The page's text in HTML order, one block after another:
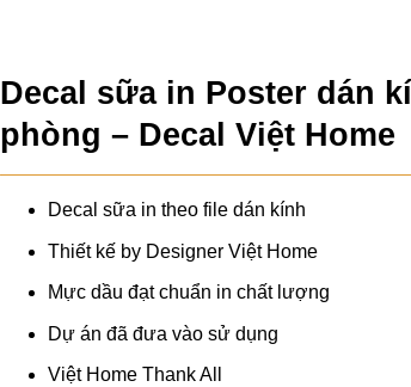
Decal sữa in Poster dán
phòng – Decal Việt Home
Decal sữa in theo file dán kính
Thiết kế by Designer Việt Home
Mực dầu đạt chuẩn in chất lượng
Dự án đã đưa vào sử dụng
Việt Home Thank All